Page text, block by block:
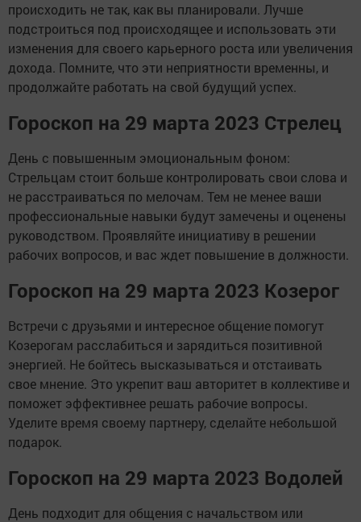
происходить не так, как вы планировали. Лучше
подстроиться под происходящее и использовать эти
изменения для своего карьерного роста или увеличения
дохода. Помните, что эти неприятности временны, и
продолжайте работать на свой будущий успех.
Гороскоп на 29 марта 2023 Стрелец
День с повышенным эмоциональным фоном:
Стрельцам стоит больше контролировать свои слова и
не расстраиваться по мелочам. Тем не менее ваши
профессиональные навыки будут замечены и оценены
руководством. Проявляйте инициативу в решении
рабочих вопросов, и вас ждет повышение в должности.
Гороскоп на 29 марта 2023 Козерог
Встречи с друзьями и интересное общение помогут
Козерогам расслабиться и зарядиться позитивной
энергией. Не бойтесь высказываться и отстаивать
свое мнение. Это укрепит ваш авторитет в коллективе и
поможет эффективнее решать рабочие вопросы.
Уделите время своему партнеру, сделайте небольшой
подарок.
Гороскоп на 29 марта 2023 Водолей
День подходит для общения с начальством или